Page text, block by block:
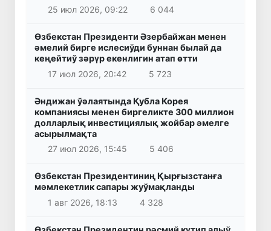
25 июл 2026, 09:22
6 044
Өзбекстан Президенти Әзербайжан менен
әмелий бирге ислесиўди буннан былай да
кеңейтиў зәрүр екенлигин атап өтти
17 июл 2026, 20:42
5 723
Әндижан ўәлаятында Қубла Корея
компаниясы менен биргеликте 300 миллион
долларлық инвестициялық жойбар әмелге
асырылмақта
27 июл 2026, 15:45
5 406
Өзбекстан Президентиниң Қырғызстанға
мәмлекетлик сапары жуўмақланды
1 авг 2026, 18:13
4 328